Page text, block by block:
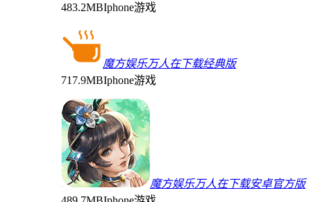
483.2MBIphone游戏
魔方娱乐万人在下载经典版
717.9MBIphone游戏
魔方娱乐万人在下载安卓官方版